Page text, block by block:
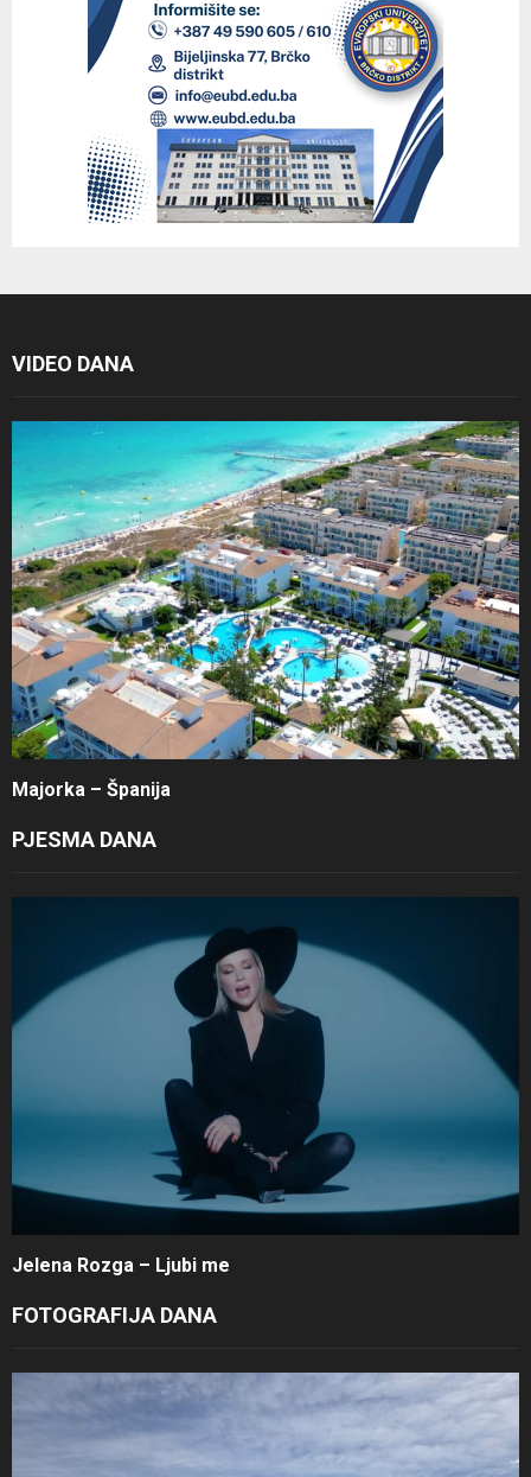
VIDEO DANA
Majorka – Španija
PJESMA DANA
Jelena Rozga – Ljubi me
FOTOGRAFIJA DANA